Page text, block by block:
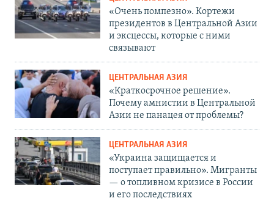
«Очень помпезно». Кортежи
президентов в Центральной Азии
и эксцессы, которые с ними
связывают
ЦЕНТРАЛЬНАЯ АЗИЯ
«Краткосрочное решение».
Почему амнистии в Центральной
Азии не панацея от проблемы?
ЦЕНТРАЛЬНАЯ АЗИЯ
«Украина защищается и
поступает правильно». Мигранты
— о топливном кризисе в России
и его последствиях